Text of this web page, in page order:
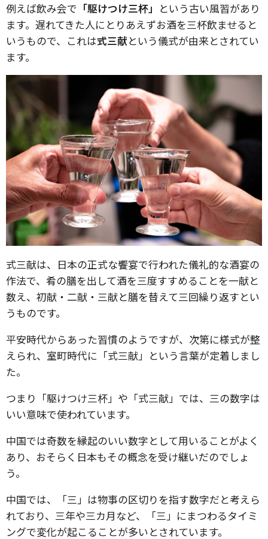
例えば飲み会で 「駆けつけ三杯」 という古い風習があり
ます。遅れてきた人にとりあえずお酒を三杯飲ませると
いうもので、これは式三献という儀式が由来とされてい
ます。
式三献は、日本の正式な饗宴で行われた儀礼的な酒宴の
作法で、肴の膳を出して酒を三度すすめることを一献と
数え、初献・二献・三献と膳を替えて三回繰り返すとい
うものです。
平安時代からあった習慣のようですが、次第に様式が整
えられ、室町時代に「式三献」という言葉が定着しまし
た。
つまり「駆けつけ三杯」や「式三献」では、三の数字は
いい意味で使われています。
中国では奇数を縁起のいい数字として用いることがよく
あり、おそらく日本もその概念を受け継いだのでしょ
う。
中国では、「三」は物事の区切りを指す数字だと考えら
れており、三年や三カ月など、「三」にまつわるタイミ
ングで変化が起こることが多いとされています。